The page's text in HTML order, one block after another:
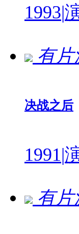
1993|
有片
决战之后
1991|
有片